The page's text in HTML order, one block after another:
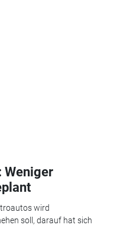
Weniger
wird
soll, darauf hat sich